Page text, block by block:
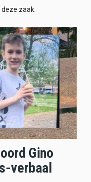
zaak.
Gino
verbaal